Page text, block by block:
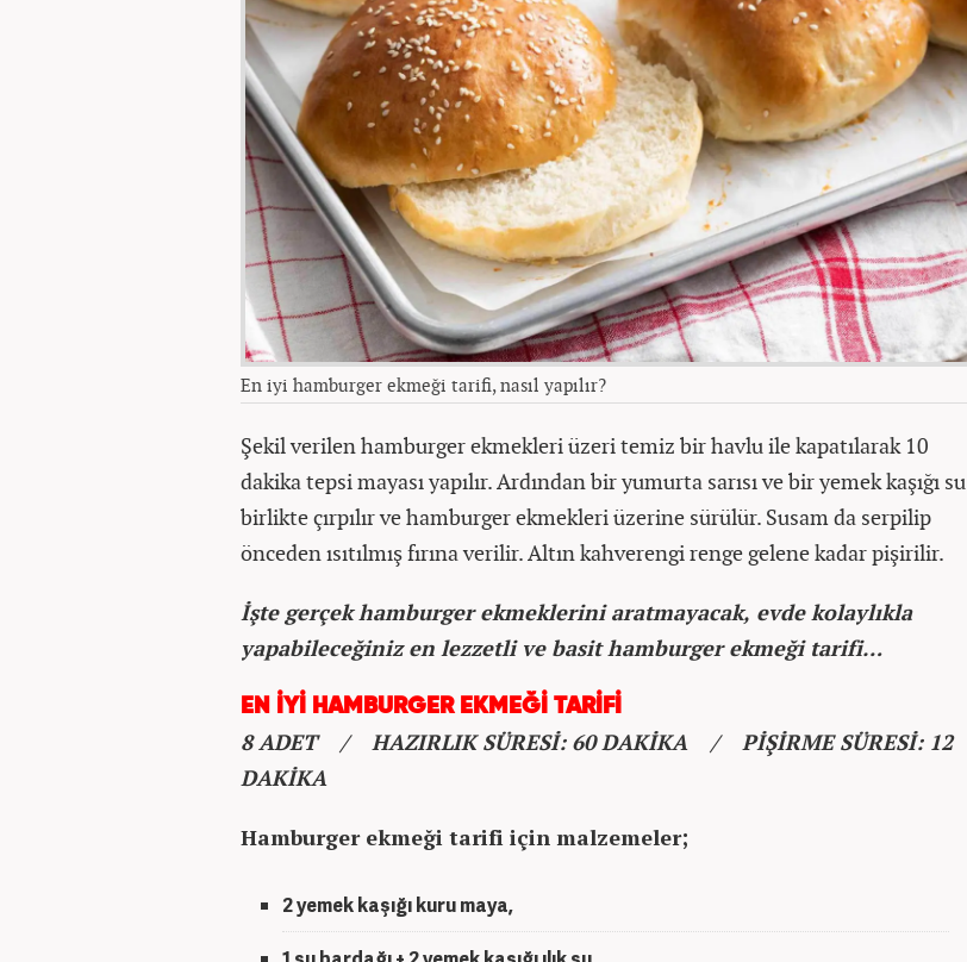
En iyi hamburger ekmeği tarifi, nasıl yapılır?
Şekil verilen hamburger ekmekleri üzeri temiz bir havlu ile kapatılarak 10
dakika tepsi mayası yapılır. Ardından bir yumurta sarısı ve bir yemek kaşığı su
birlikte çırpılır ve hamburger ekmekleri üzerine sürülür. Susam da serpilip
önceden ısıtılmış fırına verilir. Altın kahverengi renge gelene kadar pişirilir.
İşte gerçek hamburger ekmeklerini aratmayacak, evde kolaylıkla
yapabileceğiniz en lezzetli ve basit hamburger ekmeği tarifi…
EN İYİ HAMBURGER EKMEĞİ TARİFİ
8 ADET / HAZIRLIK SÜRESİ: 60 DAKİKA / PİŞİRME SÜRESİ: 12
DAKİKA
Hamburger ekmeği tarifi için malzemeler;
2 yemek kaşığı kuru maya,